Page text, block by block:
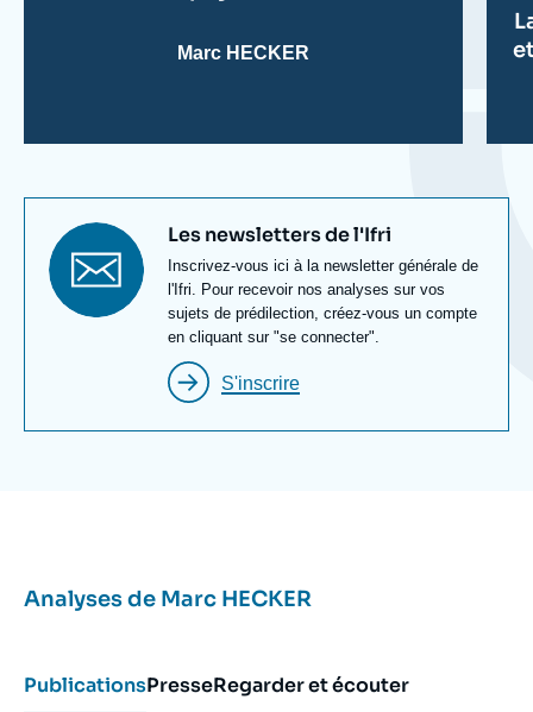
Marc HECKER
Titre
newsletter
Les newsletters de l'Ifri
Texte
Newsletter
Inscrivez-vous ici à la newsletter générale de
l'Ifri. Pour recevoir nos analyses sur vos
sujets de prédilection, créez-vous un compte
en cliquant sur "se connecter".
S'inscrire
Analyses de Marc HECKER
PublicationsPresseRegarder et écouter